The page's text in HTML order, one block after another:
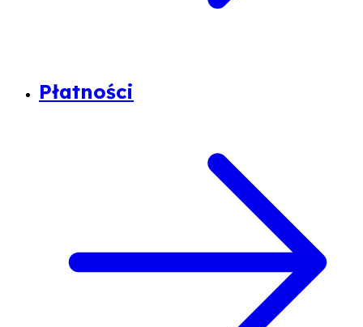
Płatności